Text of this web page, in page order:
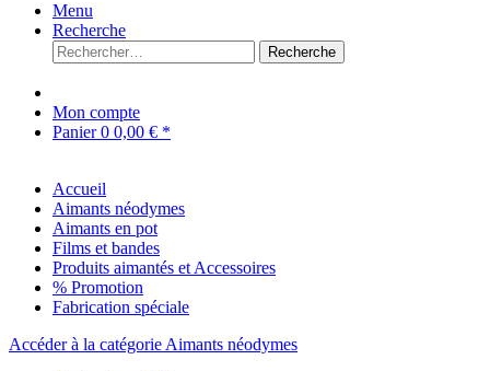
Menu
Recherche
Recherche
Mon compte
Panier0 0,00 € *
Accueil
Aimants néodymes
Aimants en pot
Films et bandes
Produits aimantés et Accessoires
% Promotion
Fabrication spéciale
Accéder à la catégorie Aimants néodymes